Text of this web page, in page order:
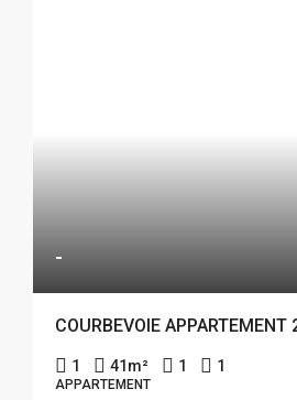
-
COURBEVOIE APPARTEMENT
1 41 m² 1 1
APPARTEMENT